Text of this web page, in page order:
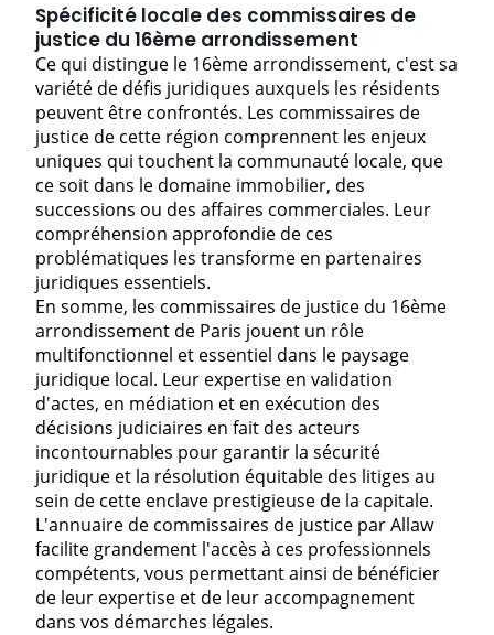
Spécificité locale des commissaires de
justice du 16ème arrondissement
Ce qui distingue le 16ème arrondissement, c'est sa
variété de défis juridiques auxquels les résidents
peuvent être confrontés. Les commissaires de
justice de cette région comprennent les enjeux
uniques qui touchent la communauté locale, que
ce soit dans le domaine immobilier, des
successions ou des affaires commerciales. Leur
compréhension approfondie de ces
problématiques les transforme en partenaires
juridiques essentiels.
En somme, les commissaires de justice du 16ème
arrondissement de Paris jouent un rôle
multifonctionnel et essentiel dans le paysage
juridique local. Leur expertise en validation
d'actes, en médiation et en exécution des
décisions judiciaires en fait des acteurs
incontournables pour garantir la sécurité
juridique et la résolution équitable des litiges au
sein de cette enclave prestigieuse de la capitale.
L'annuaire de commissaires de justice par Allaw
facilite grandement l'accès à ces professionnels
compétents, vous permettant ainsi de bénéficier
de leur expertise et de leur accompagnement
dans vos démarches légales.